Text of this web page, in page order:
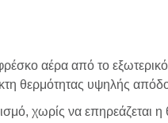
αέρα από το εξωτερικό
θερμότητας υψηλής
χωρίς να επηρεάζεται η